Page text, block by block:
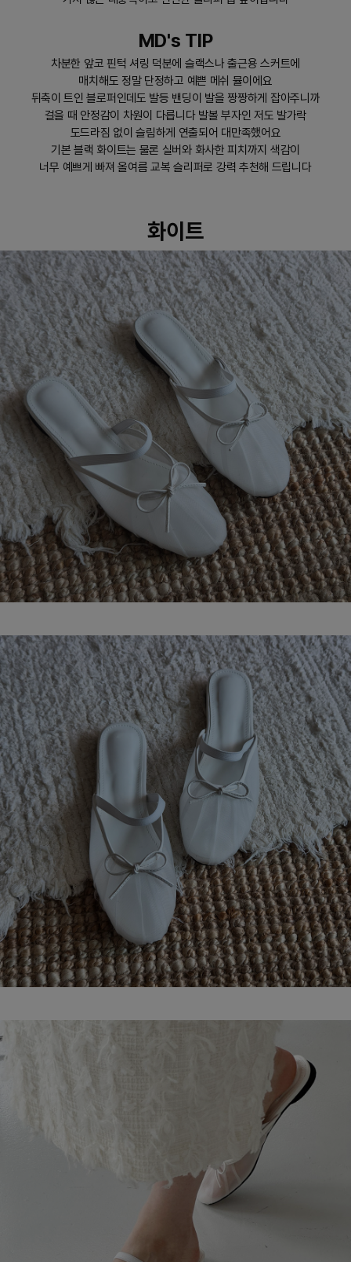
MD's TIP
차분한 앞코 핀턱 셔링 덕분에 슬랙스나 출근용 스커트에
매치해도 정말 단정하고 예쁜 메쉬 뮬이에요
뒤축이 트인 블로퍼인데도 발등 밴딩이 발을 짱짱하게 잡아주니까
걸을 때 안정감이 차원이 다릅니다 발볼 부자인 저도 발가락
도드라짐 없이 슬림하게 연출되어 대만족했어요
기본 블랙 화이트는 물론 실버와 화사한 피치까지 색감이
너무 예쁘게 빠져 올여름 교복 슬리퍼로 강력 추천해 드립니다
화이트